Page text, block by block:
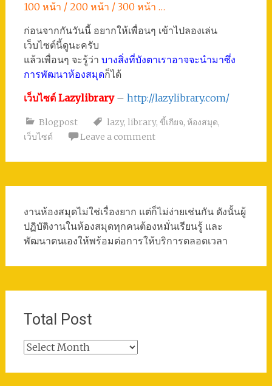
100 หน้า / 200 หน้า / 300 หน้า …
ก่อนจากกันวันนี้ อยากให้เพื่อนๆ เข้าไปลองเล่น
เว็บไซต์นี้ดูนะครับ
แล้วเพื่อนๆ จะรู้ว่า บางสิ่งที่บังตาเราอาจจะนำมาซึ่ง
การพัฒนาห้องสมุดก็ได้
เว็บไซต์ Lazylibrary– http://lazylibrary.com/
Blogpost lazy, library, ขี้เกียจ, ห้องสมุด,
เว็บไซต์
Leave a comment
งานห้องสมุดไม่ใช่เรื่องยาก แต่ก็ไม่ง่ายเช่นกัน ดังนั้นผู้
ปฏิบัติงานในห้องสมุดทุกคนต้องหมั่นเรียนรู้ และ
พัฒนาตนเองให้พร้อมต่อการให้บริการตลอดเวลา
Total Post
Total